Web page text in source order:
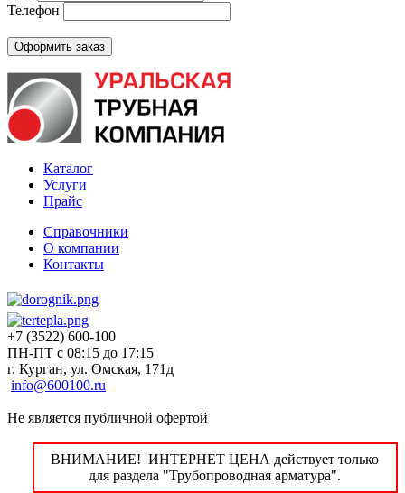
Телефон
Каталог
Услуги
Прайс
Справочники
О компании
Контакты
+7 (3522) 600-100
ПН-ПТ с 08:15 до 17:15
г. Курган, ул. Омская, 171д
info@600100.ru
Не является публичной офертой
ВНИМАНИЕ! ИНТЕРНЕТ ЦЕНА действует только
для раздела "Трубопроводная арматура".